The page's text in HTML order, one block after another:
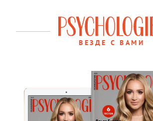
ВЕЗДЕ С ВАМИ